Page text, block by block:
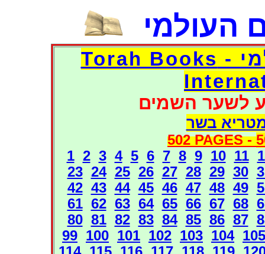
העולמי
דפי אוצר הספרים העולמי - Torah Books
לשער השמים
בשר
502 PAGES -
1 2 3 4 5 6 7 8 9 10 11
23 24 25 26 27 28 29 30
42 43 44 45 46 47 48 49
61 62 63 64 65 66 67 68
80 81 82 83 84 85 86 87
99 100 101 102 103 104 105